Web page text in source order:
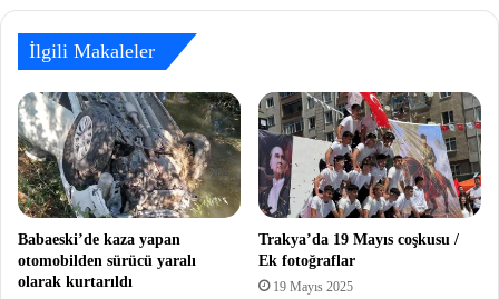
İlgili Makaleler
Babaeski’de kaza yapan
otomobilden sürücü yaralı
olarak kurtarıldı
Trakya’da 19 Mayıs coşkusu /
Ek fotoğraflar
19 Mayıs 2025